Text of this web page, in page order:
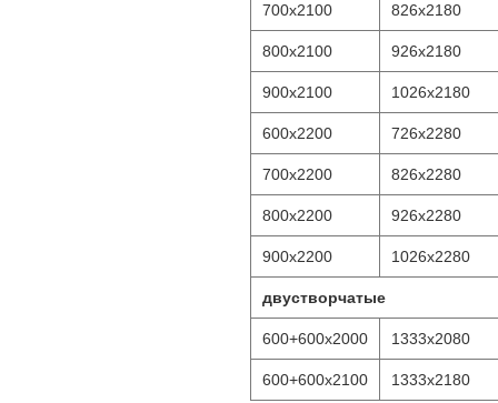
700x2100 826x2180
800x2100 926x2180
900x2100 1026x2180
600x2200 726x2280
700x2200 826x2280
800x2200 926x2280
900x2200 1026x2280
двустворчатые
600+600x2000 1333x2080
600+600x2100 1333x2180